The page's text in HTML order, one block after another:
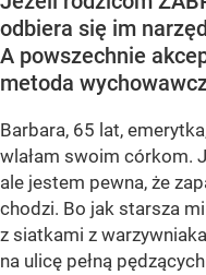
odbiera się im
A powszechnie
metoda
Barbara, 65 lat,
wlałam swoim córkom.
ale jestem pewna, że
chodzi. Bo jak starsza
z siatkami z
na ulicę pełną